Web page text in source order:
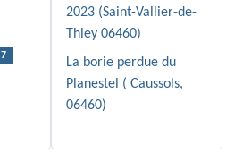
7
2023 (Saint-Vallier-de-
Thiey 06460)
La borie perdue du
Planestel ( Caussols,
06460)